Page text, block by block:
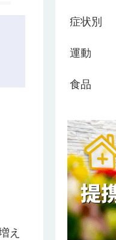
え
症状別
運動
食品